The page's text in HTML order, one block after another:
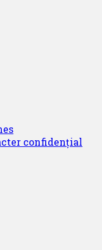
confidențial